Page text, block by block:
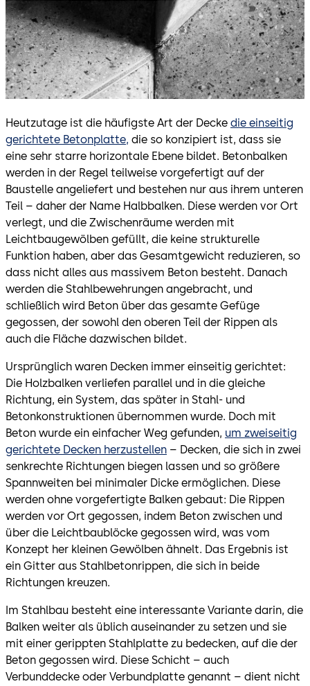
Heutzutage ist die häufigste Art der Decke die einseitig
gerichtete Betonplatte, die so konzipiert ist, dass sie
eine sehr starre horizontale Ebene bildet. Betonbalken
werden in der Regel teilweise vorgefertigt auf der
Baustelle angeliefert und bestehen nur aus ihrem unteren
Teil – daher der Name Halbbalken. Diese werden vor Ort
verlegt, und die Zwischenräume werden mit
Leichtbaugewölben gefüllt, die keine strukturelle
Funktion haben, aber das Gesamtgewicht reduzieren, so
dass nicht alles aus massivem Beton besteht. Danach
werden die Stahlbewehrungen angebracht, und
schließlich wird Beton über das gesamte Gefüge
gegossen, der sowohl den oberen Teil der Rippen als
auch die Fläche dazwischen bildet.
Ursprünglich waren Decken immer einseitig gerichtet:
Die Holzbalken verliefen parallel und in die gleiche
Richtung, ein System, das später in Stahl- und
Betonkonstruktionen übernommen wurde. Doch mit
Beton wurde ein einfacher Weg gefunden, um zweiseitig
gerichtete Decken herzustellen – Decken, die sich in zwei
senkrechte Richtungen biegen lassen und so größere
Spannweiten bei minimaler Dicke ermöglichen. Diese
werden ohne vorgefertigte Balken gebaut: Die Rippen
werden vor Ort gegossen, indem Beton zwischen und
über die Leichtbaublöcke gegossen wird, was vom
Konzept her kleinen Gewölben ähnelt. Das Ergebnis ist
ein Gitter aus Stahlbetonrippen, die sich in beide
Richtungen kreuzen.
Im Stahlbau besteht eine interessante Variante darin, die
Balken weiter als üblich auseinander zu setzen und sie
mit einer gerippten Stahlplatte zu bedecken, auf die der
Beton gegossen wird. Diese Schicht – auch
Verbunddecke oder Verbundplatte genannt – dient nicht